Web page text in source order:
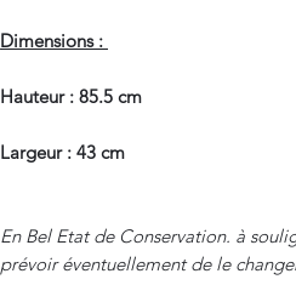
Dimensions :
Hauteur : 85.5 cm
Largeur : 43 cm
En Bel Etat de Conservation. à
prévoir éventuellement de le